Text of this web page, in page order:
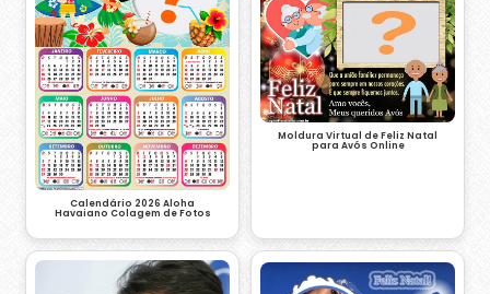
Calendário 2026 Aloha
Havaiano Colagem de Fotos
Moldura Virtual de Feliz Natal
para Avós Online